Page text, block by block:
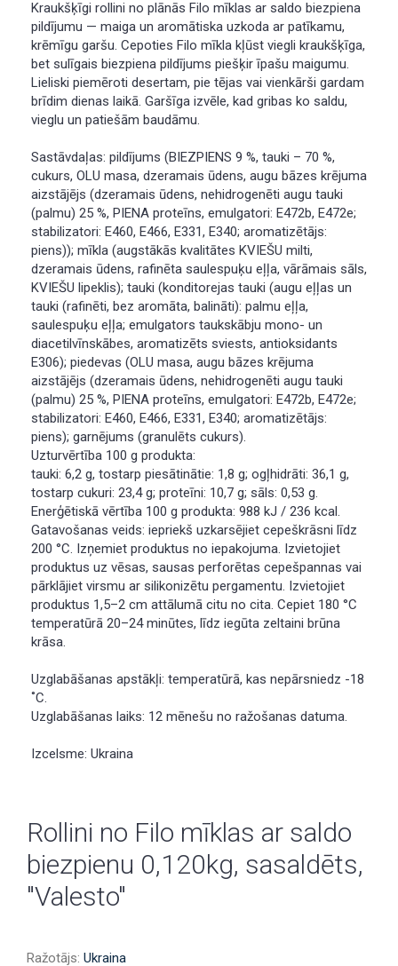
Kraukšķīgi rollini no plānās Filo mīklas ar saldo biezpiena
pildījumu — maiga un aromātiska uzkoda ar patīkamu,
krēmīgu garšu. Cepoties Filo mīkla kļūst viegli kraukšķīga,
bet sulīgais biezpiena pildījums piešķir īpašu maigumu.
Lieliski piemēroti desertam, pie tējas vai vienkārši gardam
brīdim dienas laikā. Garšīga izvēle, kad gribas ko saldu,
vieglu un patiešām baudāmu.
Sastāvdaļas: pildījums (BIEZPIENS 9 %, tauki – 70 %,
cukurs, OLU masa, dzeramais ūdens, augu bāzes krējuma
aizstājējs (dzeramais ūdens, nehidrogenēti augu tauki
(palmu) 25 %, PIENA proteīns, emulgatori: Е472b, Е472е;
stabilizatori: Е460, Е466, Е331, Е340; aromatizētājs:
piens)); mīkla (augstākās kvalitātes KVIEŠU milti,
dzeramais ūdens, rafinēta saulespuķu eļļa, vārāmais sāls,
KVIEŠU lipeklis); tauki (konditorejas tauki (augu eļļas un
tauki (rafinēti, bez aromāta, balināti): palmu eļļa,
saulespuķu eļļa; emulgators taukskābju mono- un
diacetilvīnskābes, aromatizēts sviests, antioksidants
Е306); piedevas (OLU masa, augu bāzes krējuma
aizstājējs (dzeramais ūdens, nehidrogenēti augu tauki
(palmu) 25 %, PIENA proteīns, emulgatori: Е472b, Е472е;
stabilizatori: Е460, Е466, Е331, Е340; aromatizētājs:
piens); garnējums (granulēts cukurs).
Uzturvērtība 100 g produkta:
tauki: 6,2 g, tostarp piesātinātie: 1,8 g; ogļhidrāti: 36,1 g,
tostarp cukuri: 23,4 g; proteīni: 10,7 g; sāls: 0,53 g.
Enerģētiskā vērtība 100 g produkta: 988 kJ / 236 kcal.
Gatavošanas veids: iepriekš uzkarsējiet cepeškrāsni līdz
200 °C. Izņemiet produktus no iepakojuma. Izvietojiet
produktus uz vēsas, sausas perforētas cepešpannas vai
pārklājiet virsmu ar silikonizētu pergamentu. Izvietojiet
produktus 1,5–2 cm attālumā citu no cita. Cepiet 180 °C
temperatūrā 20–24 minūtes, līdz iegūta zeltaini brūna
krāsa.
Uzglabāšanas apstākļi: temperatūrā, kas nepārsniedz -18
˚С.
Uzglabāšanas laiks: 12 mēnešu no ražošanas datuma.
Izcelsme: Ukraina
Rollini no Filo mīklas ar saldo
biezpienu 0,120kg, sasaldēts,
"Valesto"
Ražotājs: Ukraina